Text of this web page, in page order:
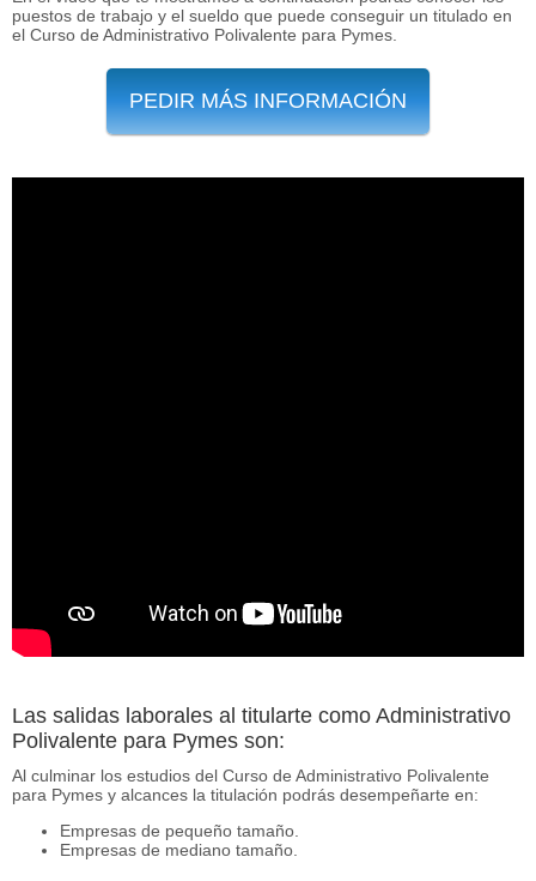
puestos de trabajo y el sueldo que puede conseguir un titulado en
el Curso de Administrativo Polivalente para Pymes.
PEDIR MÁS INFORMACIÓN
Las salidas laborales al titularte como Administrativo
Polivalente para Pymes son:
Al culminar los estudios del Curso de Administrativo Polivalente
para Pymes y alcances la titulación podrás desempeñarte en:
Empresas de pequeño tamaño.
Empresas de mediano tamaño.